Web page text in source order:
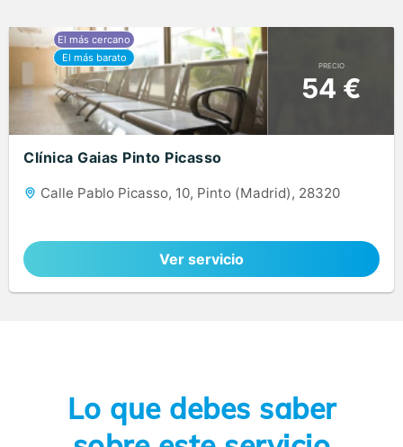
PRECIO
54 €
Clínica Gaias Pinto Picasso
Calle Pablo Picasso, 10, Pinto (Madrid), 28320
Ver servicio
Lo que debes saber